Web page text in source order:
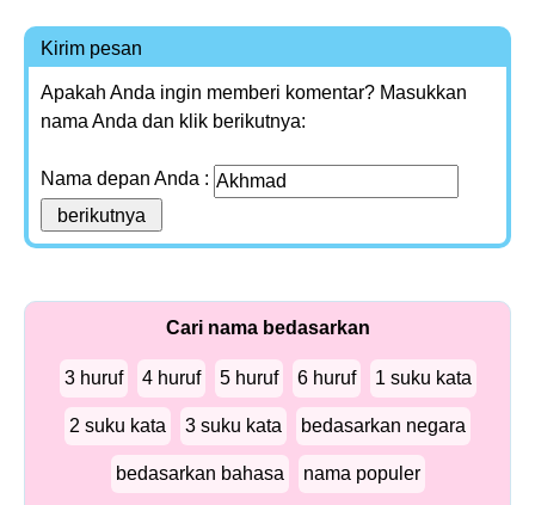
Kirim pesan
Apakah Anda ingin memberi komentar? Masukkan
nama Anda dan klik berikutnya:
Nama depan Anda :
Cari nama bedasarkan
3 huruf 4 huruf 5 huruf 6 huruf 1 suku kata
2 suku kata 3 suku kata bedasarkan negara
bedasarkan bahasa nama populer